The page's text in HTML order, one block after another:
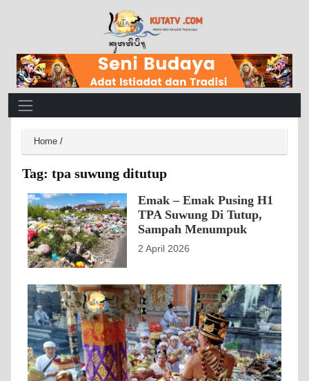
Main Navigation
Home /
Tag: tpa suwung ditutup
Emak – Emak Pusing H1
TPA Suwung Di Tutup,
Sampah Menumpuk
2 April 2026